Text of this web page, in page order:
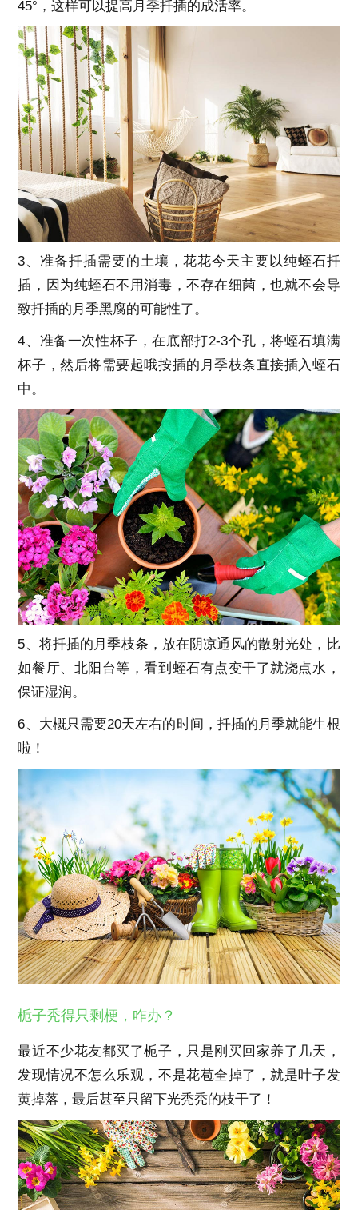
45°，这样可以提高月季扦插的成活率。
3、准备扦插需要的土壤，花花今天主要以纯蛭石扦
插，因为纯蛭石不用消毒，不存在细菌，也就不会导
致扦插的月季黑腐的可能性了。
4、准备一次性杯子，在底部打2-3个孔，将蛭石填满
杯子，然后将需要起哦按插的月季枝条直接插入蛭石
中。
5、将扦插的月季枝条，放在阴凉通风的散射光处，比
如餐厅、北阳台等，看到蛭石有点变干了就浇点水，
保证湿润。
6、大概只需要20天左右的时间，扦插的月季就能生根
啦！
栀子秃得只剩梗，咋办？
最近不少花友都买了栀子，只是刚买回家养了几天，
发现情况不怎么乐观，不是花苞全掉了，就是叶子发
黄掉落，最后甚至只留下光秃秃的枝干了！